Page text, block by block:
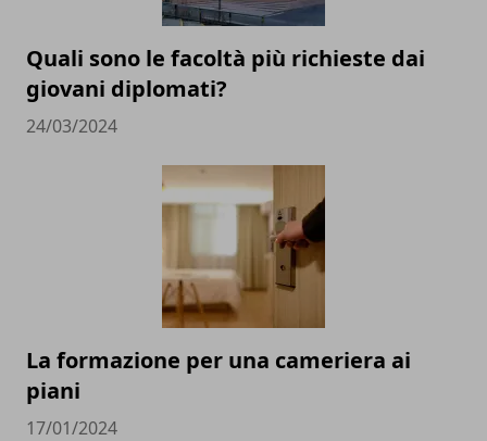
Quali sono le facoltà più richieste dai
giovani diplomati?
24/03/2024
La formazione per una cameriera ai
piani
17/01/2024